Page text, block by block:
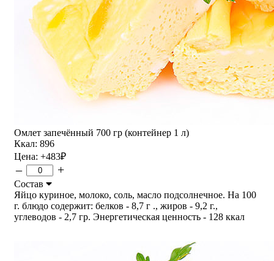
Омлет запечённый 700 гр (контейнер 1 л)
Ккал: 896
Цена: +483₽
– +
Состав
Яйцо куриное, молоко, соль, масло подсолнечное. На 100
г. блюдо содержит: белков - 8,7 г ., жиров - 9,2 г.,
углеводов - 2,7 гр. Энергетическая ценность - 128 ккал